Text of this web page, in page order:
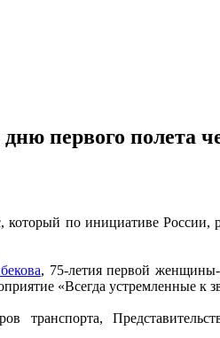
первого полета
который по инициативе
, 75-летия первой
«Всегда устремленные к